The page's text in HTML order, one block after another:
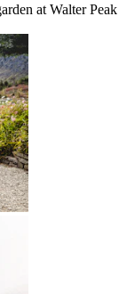
at Walter Peak